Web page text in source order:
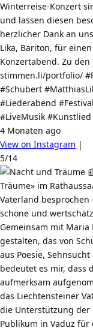
Winterreise-Konzert
und lassen diesen
herzlicher Dank an
Lika, Bariton, für
Konzertabend. Zu
stimmen.li/portfolio/
#Schubert
#Liederabend
#LiveMusik
4 Monaten ago
View on Instagram |
5/14